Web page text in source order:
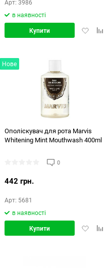
Арт: 3986
в наявності
Додати
Купити
Нове
Ополіскувач для рота Marvis
Whitening Mint Mouthwash 400ml
0
442 грн.
Арт: 5681
в наявності
Додати
Купити